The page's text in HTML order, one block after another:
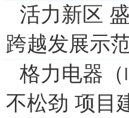
活力新区
跨越发展示
格力电器
不松劲 项目